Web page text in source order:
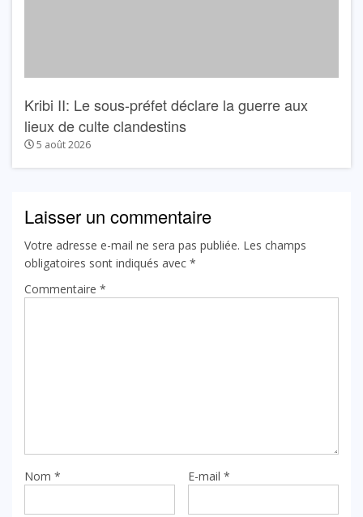
Kribi II: Le sous-préfet déclare la guerre aux
lieux de culte clandestins
5 août 2026
Laisser un commentaire
Votre adresse e-mail ne sera pas publiée. Les champs
obligatoires sont indiqués avec *
Commentaire *
Nom * E-mail *